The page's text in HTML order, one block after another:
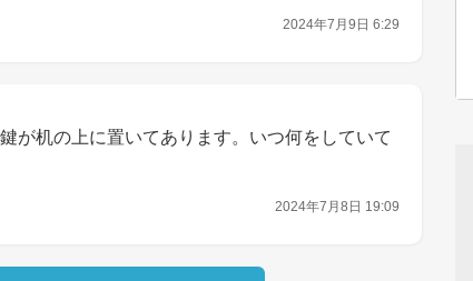
2024年7月9日 6:29
が机の上に置いてあります。いつ何をしていて
2024年7月8日 19:09